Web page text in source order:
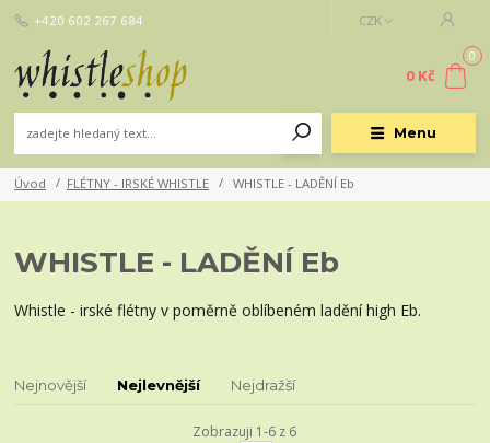
Menu
CZK
+420 602 267 684
0
0 Kč
Úvod FLÉTNY - IRSKÉ WHISTLE WHISTLE - LADĚNÍ Eb
WHISTLE - LADĚNÍ Eb
Whistle - irské flétny v poměrně oblíbeném ladění high Eb.
Nejnovější Nejlevnější Nejdražší
Zobrazuji 1-6 z 6